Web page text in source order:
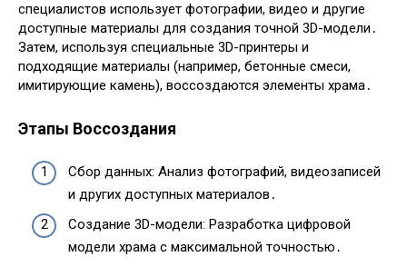
специалистов использует фотографии, видео и другие
доступные материалы для создания точной 3D-модели․
Затем, используя специальные 3D-принтеры и
подходящие материалы (например, бетонные смеси,
имитирующие камень), воссоздаются элементы храма․
Этапы Воссоздания
Сбор данных: Анализ фотографий, видеозаписей
и других доступных материалов․
Создание 3D-модели: Разработка цифровой
модели храма с максимальной точностью․